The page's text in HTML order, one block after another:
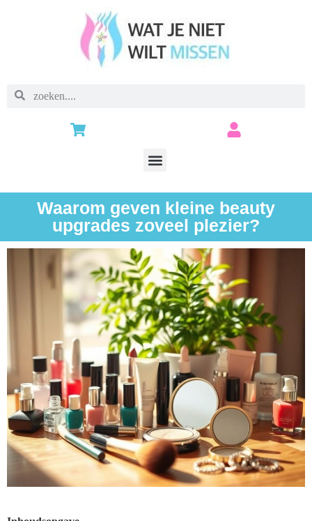
Waarom geven kleine beauty
upgrades zoveel plezier?